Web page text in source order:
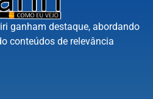
ganham destaque, abordando
conteúdos de relevância